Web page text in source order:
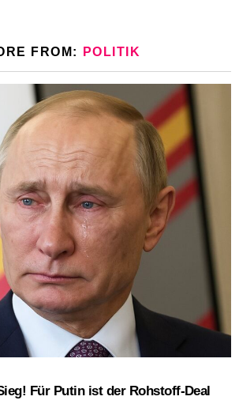
FROM: POLITIK
Für Putin ist der Rohstoff-Deal